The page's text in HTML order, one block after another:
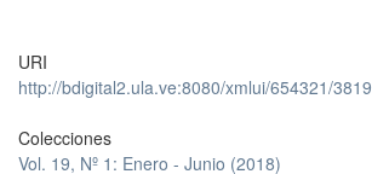
URI
http://bdigital2.ula.ve:8080/xmlui/654321/3819
Colecciones
Vol. 19, Nº 1: Enero - Junio (2018)